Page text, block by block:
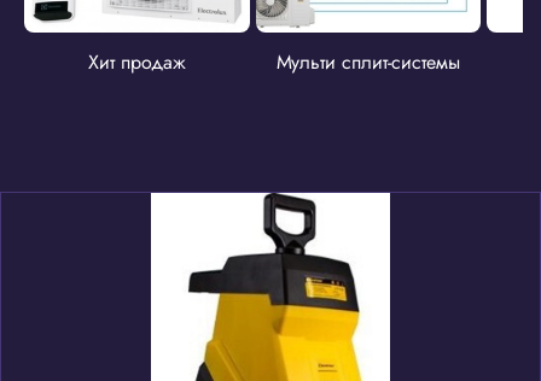
Хит продаж Мульти сплит-системы